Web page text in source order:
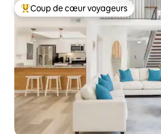
Coups de cœur voyageurs les plus
Coup de cœur voyageurs